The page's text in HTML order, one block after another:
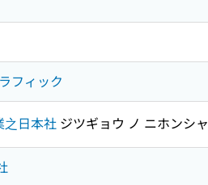
フィック
之日本社 ジツギョウ ノ ニホンシャ